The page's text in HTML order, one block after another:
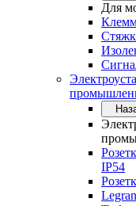
Для
IP54